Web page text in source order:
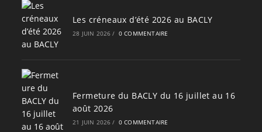
Les créneaux d’été 2026 au BACLY
28 JUIN 2026 / 0 COMMENTAIRE
Fermeture du BACLY du 16 juillet au 16
août 2026
21 JUIN 2026 / 0 COMMENTAIRE